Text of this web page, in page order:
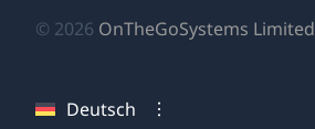
© 2026 OnTheGoSystems Limited
Deutsch